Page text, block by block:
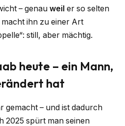
– genau weil er so selten
ihn zu einer Art
still, aber mächtig.
heute – ein Mann,
hat
gemacht – und ist dadurch
2025 spürt man seinen